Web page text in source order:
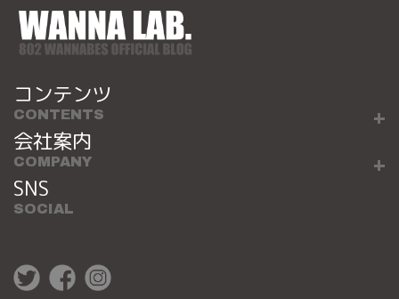
コンテンツ
CONTENTS
会社案内
COMPANY
SNS
SOCIAL